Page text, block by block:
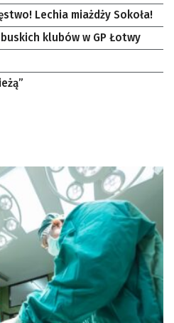
Lechia miażdży Sokoła!
klubów w GP Łotwy